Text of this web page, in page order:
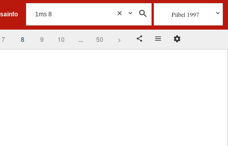
Piibel 1997
7 8 9 10 ... 50 >